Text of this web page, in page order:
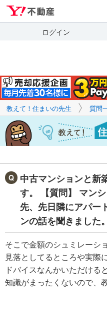
ログイン
教えて！住まいの先生 質問
中古マンションと新
す。 【質問】 マン
先、先日隣にアパー
ンの話を聞きました。
そこで金額のシュミレーシ
見落としてるところや実際
ドバイスなんかいただける
知識がまったくないので、